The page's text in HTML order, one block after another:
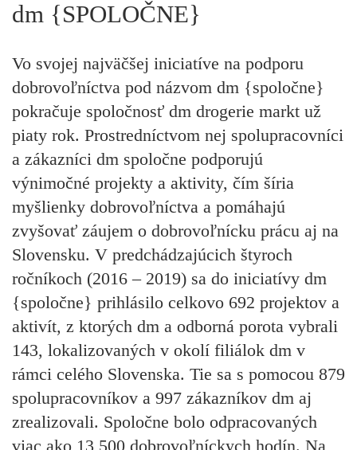
dm {SPOLOČNE}
Vo svojej najväčšej iniciatíve na podporu
dobrovoľníctva pod názvom dm {spoločne}
pokračuje spoločnosť dm drogerie markt už
piaty rok. Prostredníctvom nej spolupracovníci
a zákazníci dm spoločne podporujú
výnimočné projekty a aktivity, čím šíria
myšlienky dobrovoľníctva a pomáhajú
zvyšovať záujem o dobrovoľnícku prácu aj na
Slovensku. V predchádzajúcich štyroch
ročníkoch (2016 – 2019) sa do iniciatívy dm
{spoločne} prihlásilo celkovo 692 projektov a
aktivít, z ktorých dm a odborná porota vybrali
143, lokalizovaných v okolí filiálok dm v
rámci celého Slovenska. Tie sa s pomocou 879
spolupracovníkov a 997 zákazníkov dm aj
zrealizovali. Spoločne bolo odpracovaných
viac ako 13 500 dobrovoľníckych hodín. Na